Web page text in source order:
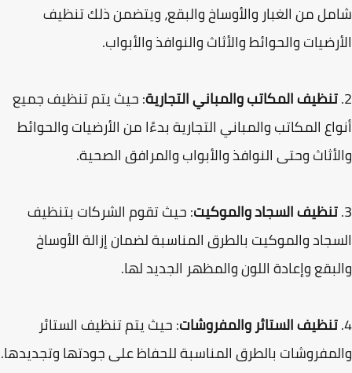
من الغبار والأوساخ والبقع، ويتضمن ذلك تنظيف
والحوائط والأثاث والنوافذ والأبواب.
المكاتب والمباني التجارية: حيث يتم تنظيف جميع
المكاتب والمباني التجارية بدءًا من الأرضيات والحوائط
وحتى النوافذ والأبواب والمرافق الصحية.
تنظيف السجاد والموكيت: حيث تقوم الشركات بتنظيف
والموكيت بالطرق المناسبة لضمان إزالة الأوساخ
وإعادة اللون والمظهر الجديد لها.
تنظيف الستائر والمفروشات: حيث يتم تنظيف الستائر
بالطرق المناسبة للحفاظ على جودتها وتجديدها.